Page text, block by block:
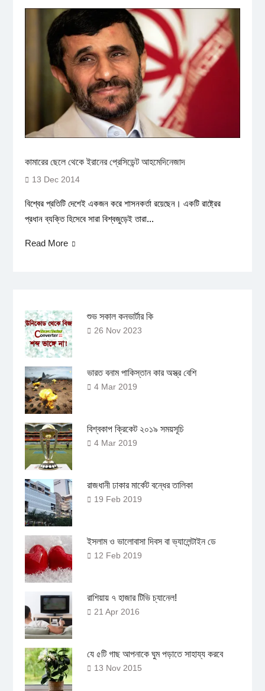
কামারের ছেলে থেকে ইরানের প্রেসিডেন্ট আহমেদিনেজাদ
13 Dec 2014
বিশ্বের প্রতিটি দেশেই একজন করে শাসনকর্তা রয়েছেন। একটি রাষ্ট্রের
প্রধান ব্যক্তি হিসেবে সারা বিশ্বজুড়েই তারা...
Read More
শুভ সকাল কনভার্টার কি
26 Nov 2023
ভারত বনাম পাকিস্তান কার অস্ত্র বেশি
4 Mar 2019
বিশ্বকাপ ক্রিকেট ২০১৯ সময়সূচি
4 Mar 2019
রাজধানী ঢাকার মার্কেট বন্ধের তালিকা
19 Feb 2019
ইসলাম ও ভালোবাসা দিবস বা ভ্যালেন্টাইন ডে
12 Feb 2019
রাশিয়ায় ৭ হাজার টিভি চ্যানেল!
21 Apr 2016
যে ৫টি গাছ আপনাকে ঘুম পড়াতে সাহায্য করবে
13 Nov 2015